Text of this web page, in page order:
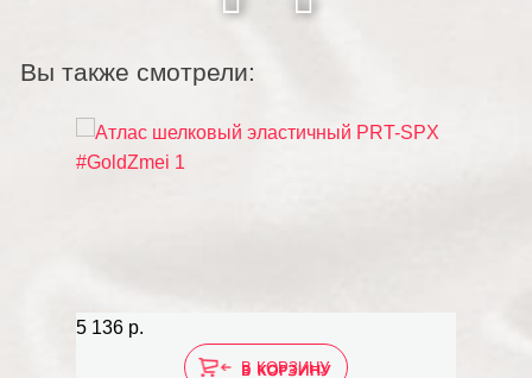
Вы также смотрели:
5 136 р.
В КОРЗИНУ